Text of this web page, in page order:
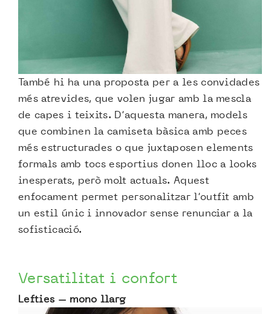
També hi ha una proposta per a les convidades
més atrevides, que volen jugar amb la mescla
de capes i teixits. D’aquesta manera, models
que combinen la camiseta bàsica amb peces
més estructurades o que juxtaposen elements
formals amb tocs esportius donen lloc a looks
inesperats, però molt actuals. Aquest
enfocament permet personalitzar l’outfit amb
un estil únic i innovador sense renunciar a la
sofisticació.
Versatilitat i confort
Lefties – mono llarg